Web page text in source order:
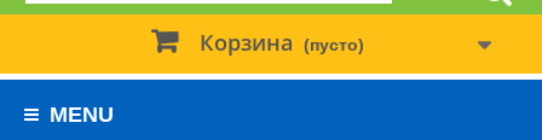
Корзина (пусто)
MENU